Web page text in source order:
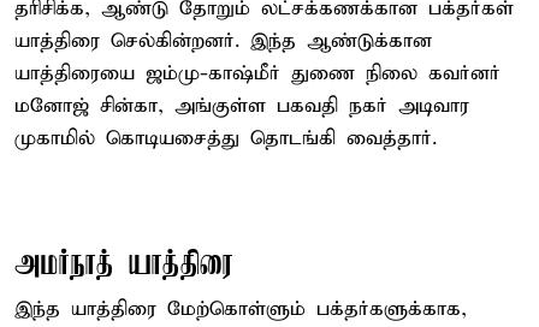
தரிசிக்க, ஆண்டு தோறும் லட்சக்கணக்கான பக்தர்கள்
யாத்திரை செல்கின்றனர். இந்த ஆண்டுக்கான
யாத்திரையை ஜம்மு-காஷ்மீர் துணை நிலை கவர்னர்
மனோஜ் சின்கா, அங்குள்ள பகவதி நகர் அடிவார
முகாமில் கொடியசைத்து தொடங்கி வைத்தார்.
அமர்நாத் யாத்திரை
இந்த யாத்திரை மேற்கொள்ளும் பக்தர்களுக்காக,